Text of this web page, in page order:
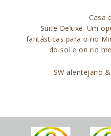
Casa
Suite Deluxe. Um
fantásticas para o rio
do sol e on rio
SW alentejano